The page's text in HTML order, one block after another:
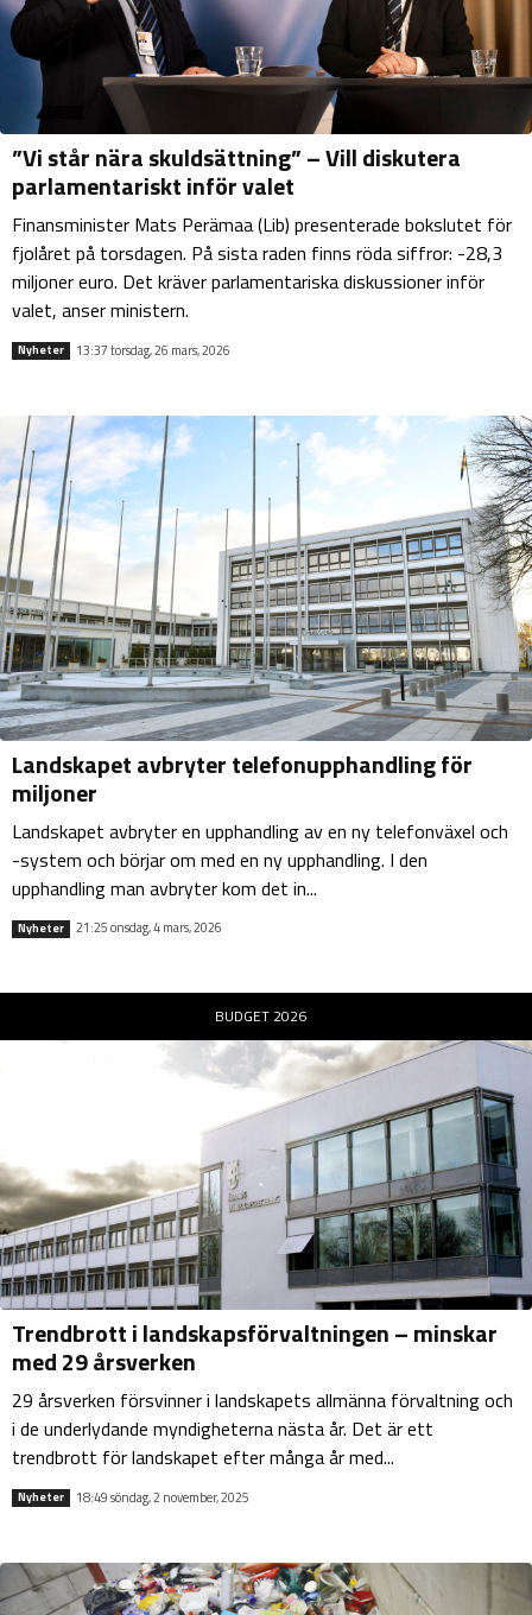
”Vi står nära skuldsättning” – Vill diskutera
parlamentariskt inför valet
Finansminister Mats Perämaa (Lib) presenterade bokslutet för
fjolåret på torsdagen. På sista raden finns röda siffror: -28,3
miljoner euro. Det kräver parlamentariska diskussioner inför
valet, anser ministern.
Nyheter 13:37 torsdag, 26 mars, 2026
Landskapet avbryter telefonupphandling för
miljoner
Landskapet avbryter en upphandling av en ny telefonväxel och
-system och börjar om med en ny upphandling. I den
upphandling man avbryter kom det in...
Nyheter 21:25 onsdag, 4 mars, 2026
BUDGET 2026
Trendbrott i landskapsförvaltningen – minskar
med 29 årsverken
29 årsverken försvinner i landskapets allmänna förvaltning och
i de underlydande myndigheterna nästa år. Det är ett
trendbrott för landskapet efter många år med...
Nyheter 18:49 söndag, 2 november, 2025